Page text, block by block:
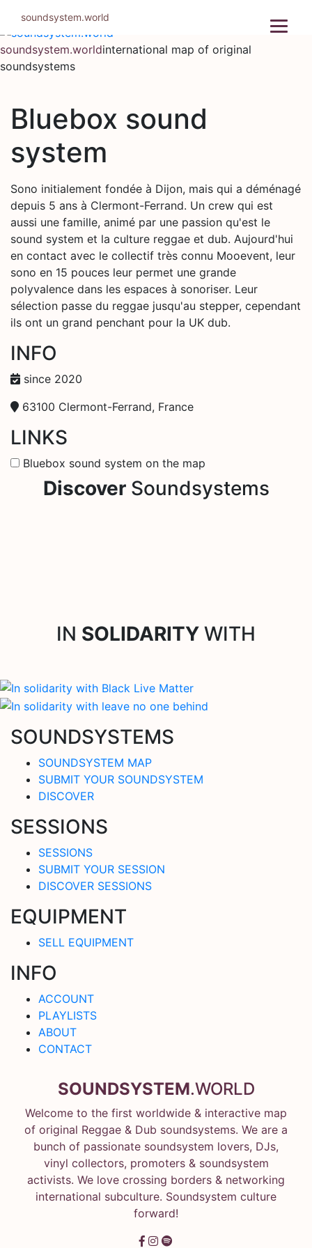
content
soundsystem.worldinternational map of original
soundsystems
Bluebox sound
system
Sono initialement fondée à Dijon, mais qui a déménagé
depuis 5 ans à Clermont-Ferrand. Un crew qui est
aussi une famille, animé par une passion qu'est le
sound system et la culture reggae et dub. Aujourd'hui
en contact avec le collectif très connu Mooevent, leur
sono en 15 pouces leur permet une grande
polyvalence dans les espaces à sonoriser. Leur
sélection passe du reggae jusqu'au stepper, cependant
ils ont un grand penchant pour la UK dub.
INFO
since 2020
63100 Clermont-Ferrand, France
LINKS
Bluebox sound system on the map
DiscoverSoundsystems
IN SOLIDARITY WITH
SOUNDSYSTEMS
SOUNDSYSTEM MAP
SUBMIT YOUR SOUNDSYSTEM
DISCOVER
SESSIONS
SESSIONS
SUBMIT YOUR SESSION
DISCOVER SESSIONS
EQUIPMENT
SELL EQUIPMENT
INFO
ACCOUNT
PLAYLISTS
ABOUT
CONTACT
SOUNDSYSTEM.WORLD
Welcome to the first worldwide & interactive map
of original Reggae & Dub soundsystems. We are a
bunch of passionate soundsystem lovers, DJs,
vinyl collectors, promoters & soundsystem
activists. We love crossing borders & networking
international subculture. Soundsystem culture
forward!
soundsystem.world